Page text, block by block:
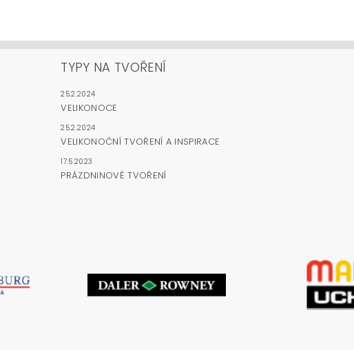
TYPY NA TVOŘENÍ
25.2.2024
VELIKONOCE
25.2.2024
VELIKONOČNÍ TVOŘENÍ A INSPIRACE
17.5.2023
PRÁZDNINOVÉ TVOŘENÍ